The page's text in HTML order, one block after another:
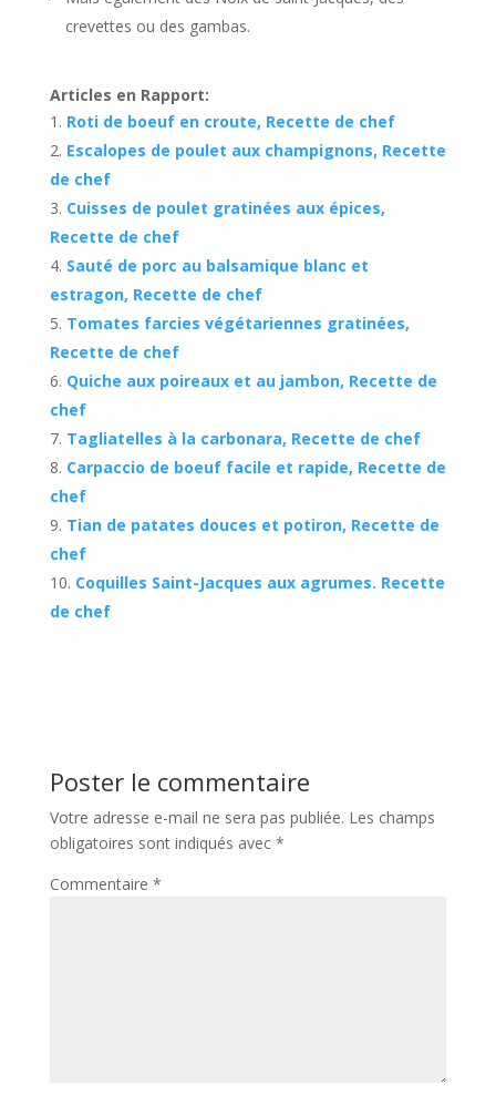
crevettes ou des gambas.
Articles en Rapport:
Roti de boeuf en croute, Recette de chef
Escalopes de poulet aux champignons, Recette
de chef
Cuisses de poulet gratinées aux épices,
Recette de chef
Sauté de porc au balsamique blanc et
estragon, Recette de chef
Tomates farcies végétariennes gratinées,
Recette de chef
Quiche aux poireaux et au jambon, Recette de
chef
Tagliatelles à la carbonara, Recette de chef
Carpaccio de boeuf facile et rapide, Recette de
chef
Tian de patates douces et potiron, Recette de
chef
Coquilles Saint-Jacques aux agrumes. Recette
de chef
Poster le commentaire
Votre adresse e-mail ne sera pas publiée. Les champs
obligatoires sont indiqués avec *
Commentaire *